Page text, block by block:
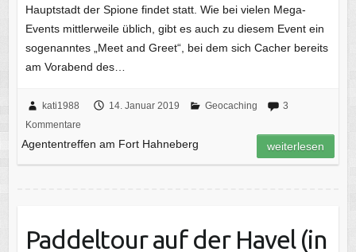
Hauptstadt der Spione findet statt. Wie bei vielen Mega-
Events mittlerweile üblich, gibt es auch zu diesem Event ein
sogenanntes „Meet and Greet“, bei dem sich Cacher bereits
am Vorabend des…
kati1988 14. Januar 2019 Geocaching
3
Kommentare
Agententreffen am Fort Hahneberg weiterlesen
Paddeltour auf der Havel (in